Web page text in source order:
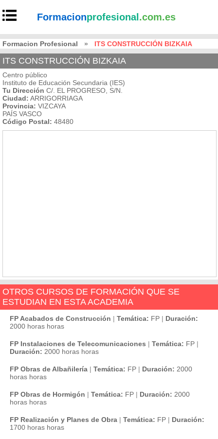
Formacionprofesional .com.es
Formacion Profesional » ITS CONSTRUCCIÓN BIZKAIA
ITS CONSTRUCCIÓN BIZKAIA
Centro público
Instituto de Educación Secundaria (IES)
Tu Dirección C/. EL PROGRESO, S/N.
Ciudad: ARRIGORRIAGA
Provincia: VIZCAYA
PAÍS VASCO
Código Postal: 48480
OTROS CURSOS DE FORMACIÓN QUE SE
ESTUDIAN EN ESTA ACADEMIA
FP Acabados de Construcción | Temática: FP | Duración:
2000 horas horas
FP Instalaciones de Telecomunicaciones | Temática: FP |
Duración: 2000 horas horas
FP Obras de Albañilería | Temática: FP | Duración: 2000
horas horas
FP Obras de Hormigón | Temática: FP | Duración: 2000
horas horas
FP Realización y Planes de Obra | Temática: FP | Duración:
1700 horas horas